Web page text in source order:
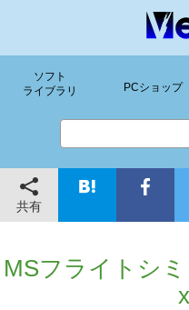
ソフト
ライブラリ
PCショップ
共有
MSフライトシ